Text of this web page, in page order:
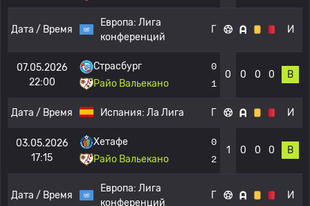
Дата / Время
Европа: Лига
конференций
Г И
07.05.2026
22:00
Страсбург
Райо Вальекано
0
1
0 0 0 0 В
Дата / Время Испания: Ла Лига Г И
03.05.2026
17:15
Хетафе
Райо Вальекано
0
2
1 0 0 0 В
Дата / Время
Европа: Лига
конференций
Г И